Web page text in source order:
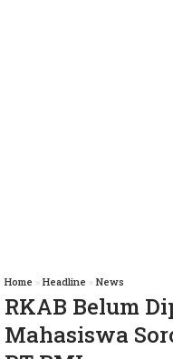
Home » Headline » News
RKAB Belum
Mahasiswa